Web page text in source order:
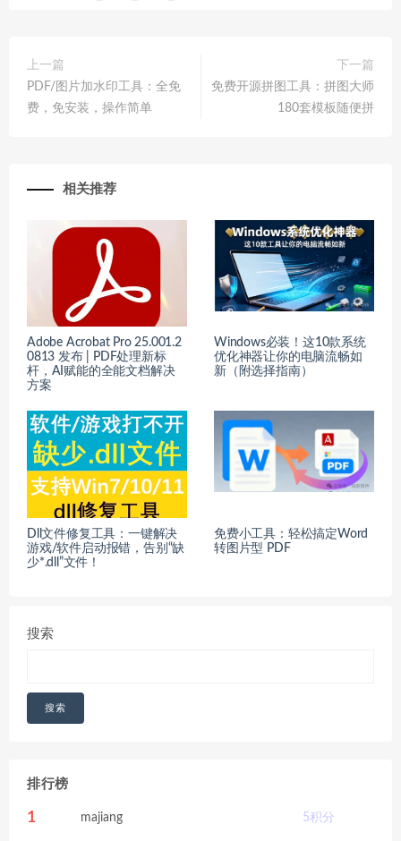
上一篇
PDF/图片加水印工具：全免
费，免安装，操作简单
下一篇
免费开源拼图工具：拼图大师
180套模板随便拼
相关推荐
Adobe Acrobat Pro 25.001.2
0813 发布 | PDF处理新标
杆，AI赋能的全能文档解决
方案
Windows必装！这10款系统
优化神器让你的电脑流畅如
新（附选择指南）
Dll文件修复工具：一键解决
游戏/软件启动报错，告别“缺
少*.dll”文件！
免费小工具：轻松搞定Word
转图片型 PDF
搜索
搜索
排行榜
1 majiang 5积分